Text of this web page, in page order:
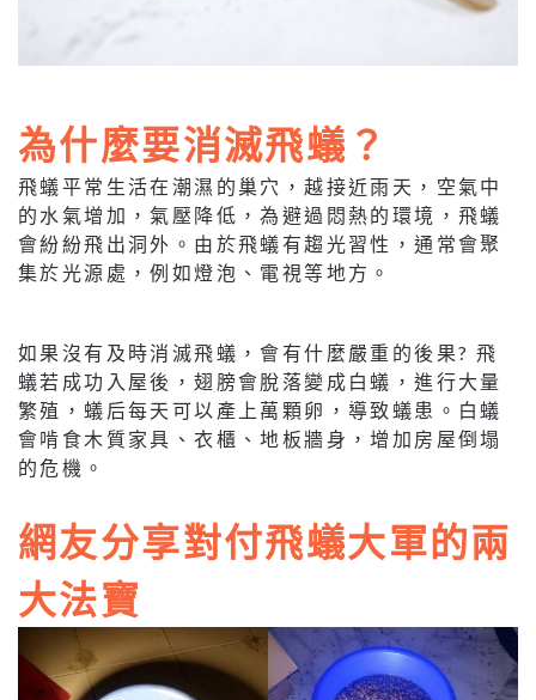
為什麼要消滅飛蟻 ？
飛蟻平常生活在潮濕的巢穴，越接近雨天，空氣中
的水氣增加，氣壓降低，為避過悶熱的環境，飛蟻
會紛紛飛出洞外。由於飛蟻有趨光習性，通常會聚
集於光源處，例如燈泡、電視等地方。
如果沒有及時消滅飛蟻，會有什麼嚴重的後果? 飛
蟻若成功入屋後，翅膀會脫落變成白蟻，進行大量
繁殖，蟻后每天可以產上萬顆卵，導致蟻患。白蟻
會啃食木質家具、衣櫃、地板牆身，增加房屋倒塌
的危機。
網友分享對付飛蟻大軍的兩
大法寶